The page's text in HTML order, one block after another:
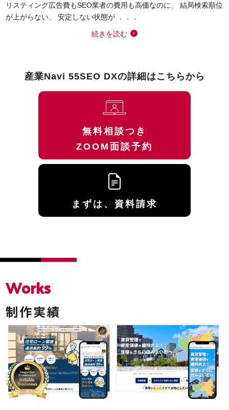
リスティング広告費もSEO業者の費用も高価なのに、 結局検索順位
が上がらない、 安定しない状態が ．．．
続きを読む
産業Navi 55SEO DXの詳細はこちらから
無料相談つき
ZOOM面談予約
まずは、資料請求
Works
制作実績